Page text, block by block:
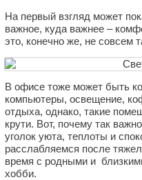
На первый взгляд может
важное, куда важнее –
это, конечно же, не совсем
В офисе тоже может быть
компьютеры, освещение,
отдыха, однако, такие
крути. Вот, почему так
уголок уюта, теплоты и
расслабляемся после
время с родными и
хобби.